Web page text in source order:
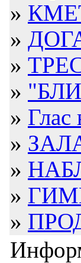
»
»
»
»
» Глас
»
»
»
»